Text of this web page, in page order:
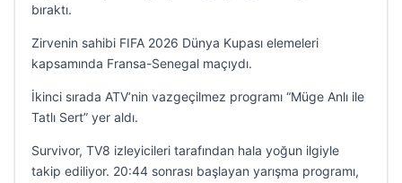
bıraktı.
Zirvenin sahibi FIFA 2026 Dünya Kupası elemeleri
kapsamında Fransa-Senegal maçıydı.
İkinci sırada ATV’nin vazgeçilmez programı “Müge Anlı ile
Tatlı Sert” yer aldı.
Survivor, TV8 izleyicileri tarafından hala yoğun ilgiyle
takip ediliyor. 20:44 sonrası başlayan yarışma programı,